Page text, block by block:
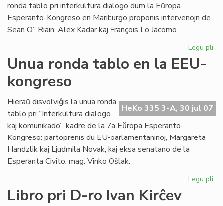
ronda tablo pri interkultura dialogo dum la Eŭropa
Esperanto-Kongreso en Mariburgo proponis intervenojn de
Sean O” Riain, Alex Kadar kaj François Lo Jacomo.
Legu pli
la
Unua ronda tablo en la EEU-
kongreso
HeKo 335 3-A, 30 jul 07
Hieraŭ disvolviĝis la unua ronda
tablo pri “Interkultura dialogo
kaj komunikado”, kadre de la 7a Eŭropa Esperanto-
Kongreso: partoprenis du EU-parlamentaninoj, Margareta
Handzlik kaj Ljudmila Novak, kaj eksa senatano de la
Esperanta Civito, mag. Vinko Ošlak.
Legu pli
Libro pri D-ro Ivan Kirĉev